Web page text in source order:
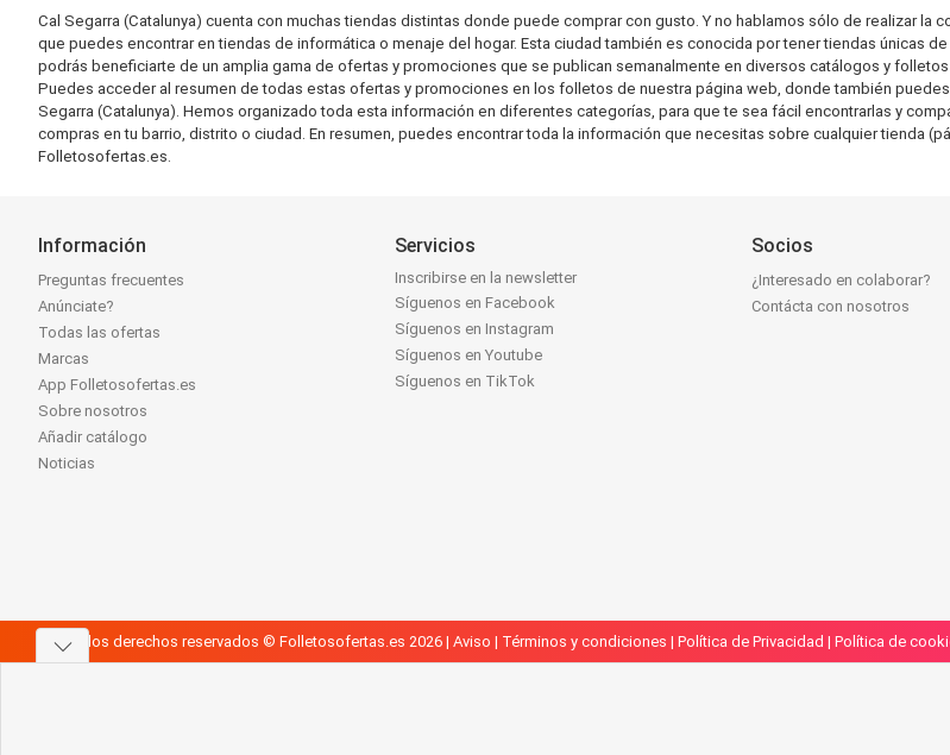
Cal Segarra (Catalunya) cuenta con muchas tiendas distintas donde puede comprar con gusto. Y no hablamos sólo de realizar
que puedes encontrar en tiendas de informática o menaje del hogar. Esta ciudad también es conocida por tener tiendas únicas
podrás beneficiarte de un amplia gama de ofertas y promociones que se publican semanalmente en diversos catálogos y
Puedes acceder al resumen de todas estas ofertas y promociones en los folletos de nuestra página web, donde también
Segarra (Catalunya). Hemos organizado toda esta información en diferentes categorías, para que te sea fácil encontrarlas y
compras en tu barrio, distrito o ciudad. En resumen, puedes encontrar toda la información que necesitas sobre cualquier tienda
Folletosofertas.es.
Información
Preguntas frecuentes
Anúnciate?
Todas las ofertas
Marcas
App Folletosofertas.es
Sobre nosotros
Añadir catálogo
Noticias
Servicios
Inscribirse en la newsletter
Síguenos en Facebook
Síguenos en Instagram
Síguenos en Youtube
Síguenos en TikTok
Socios
¿Interesado en colaborar?
Contácta con nosotros
Todos los derechos reservados © Folletosofertas.es 2026 | Aviso | Términos y condiciones | Política de Privacidad | Política de